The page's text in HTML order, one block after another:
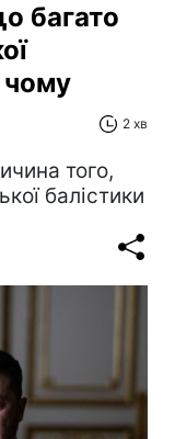
багато
чому
2 хв
того,
балістики